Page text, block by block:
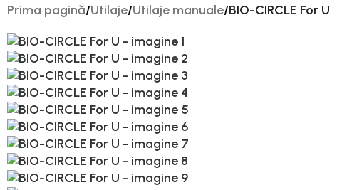
Prima pagină/Utilaje/Utilaje manuale/BIO-CIRCLE For U